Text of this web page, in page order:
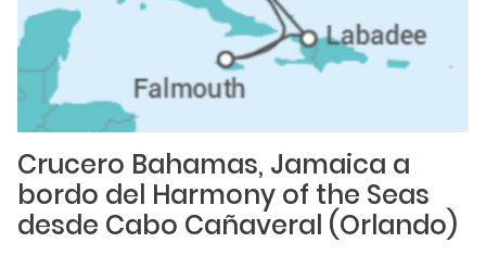
Crucero Bahamas, Jamaica a
bordo del Harmony of the Seas
desde Cabo Cañaveral (Orlando)